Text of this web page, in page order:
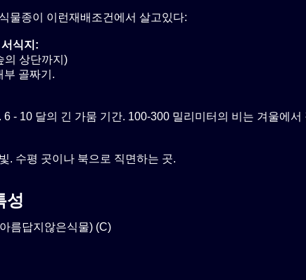
물종이 이런재배조건에서 살고있다:
식지:
의 상단까지)
부 골짜기.
6 - 10 달의 긴 가뭄 기간. 100-300 밀리미터의 비는 겨울에서
. 수평 곳이나 북으로 직면하는 곳.
성
름답지않은식물) (C)